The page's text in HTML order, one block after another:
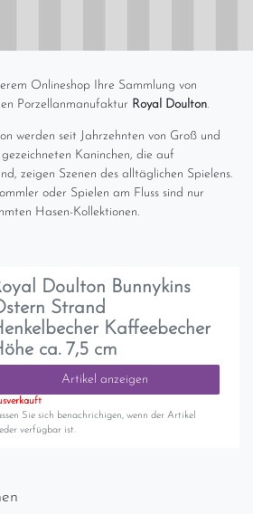
Onlineshop Ihre Sammlung von
Porzellanmanufaktur Royal Doulton.
werden seit Jahrzehnten von Groß und
Kaninchen, die auf
zeigen Szenen des alltäglichen Spielens.
oder Spielen am Fluss sind nur
Hasen-Kollektionen.
Doulton Bunnykins
Strand
Kaffeebecher
ca. 7,5 cm
Artikel anzeigen
Sie sich benachrichigen, wenn der Artikel
verfügbar ist.